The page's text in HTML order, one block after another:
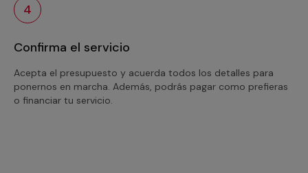
4
Confirma el servicio
Acepta el presupuesto y acuerda todos los detalles para
ponernos en marcha. Además, podrás pagar como prefieras
o financiar tu servicio.